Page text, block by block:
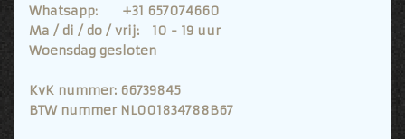
Whatsapp: +31 657074660
Ma / di / do / vrij: 10 - 19 uur
Woensdag gesloten
KvK nummer: 66739845
BTW nummer NL001834788B67